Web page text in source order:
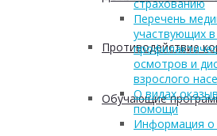
Противодействие
Обучающие
страхованию
Перечень
участвующих
осмотров и
взрослого
О видах
помощи
Информация